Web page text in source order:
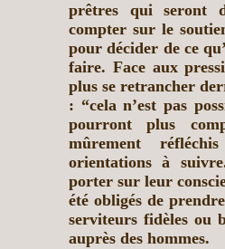
prêtres qui seront
compter sur le
pour décider de ce
faire. Face aux
plus se retrancher
: “cela n’est pas
pourront plus
mûrement
orientations à
porter sur leur
été obligés de
serviteurs fidèles ou
auprès des hommes.